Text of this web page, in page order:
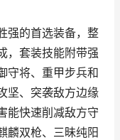
强的首选装备，整
，套装技能附带强
守将、重甲步兵和
坚、突袭敌方边缘
能快速削减敌方守
麟双枪、三昧纯阳